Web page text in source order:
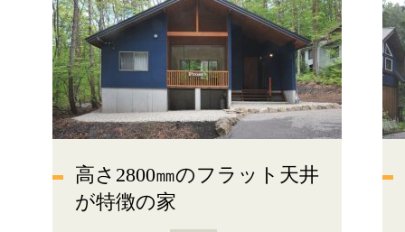
高さ2800㎜のフラット天井
が特徴の家